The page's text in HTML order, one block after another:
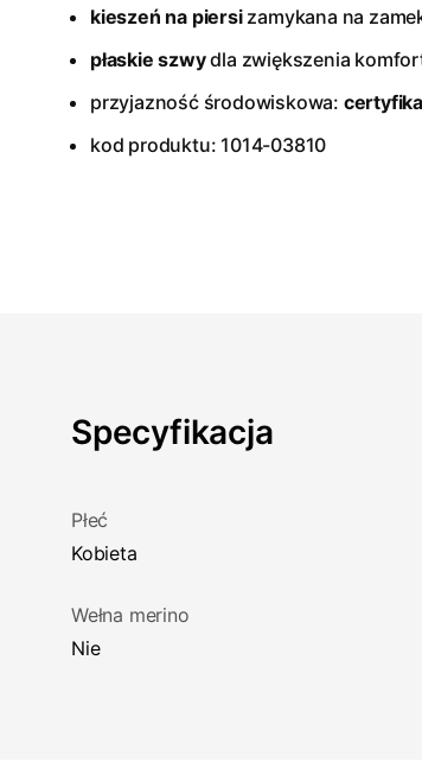
kieszeń na piersizamykana na
płaskie szwydla zwiększenia
przyjazność środowiskowa:
kod produktu: 1014-03810
Specyfikacja
Płeć
Kobieta
Wełna merino
Nie